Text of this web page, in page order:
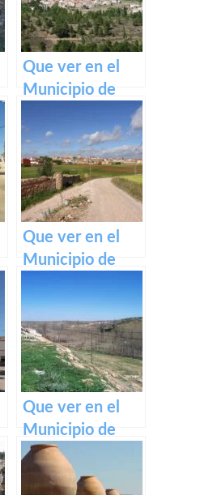
Mancha
Que ver en el
Municipio de
Garcimolina en
Castilla La
Mancha
Que ver en el
Municipio de
Núñez en
Castilla La
Mancha
Que ver en el
Municipio de
Casas de Lázaro
en Castilla La